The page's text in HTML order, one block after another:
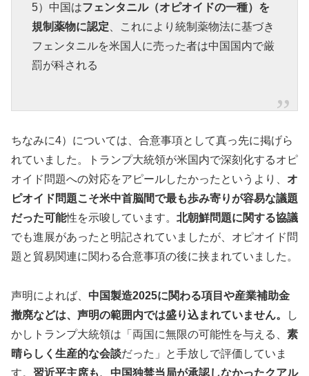
5）中国はフェンタニル（オピオイドの一種）を
規制薬物に認定 、これにより統制薬物法に基づき
フェンタニルを米国人に売った者は中国国内で厳
罰が科される
ちなみに4）については、合意事項として真っ先に掲げら
れていました。トランプ大統領が米国内で深刻化するオピ
オイド問題への対応をアピールしたかったというより、 オ
ピオイド問題こそ米中首脳間で最も歩み寄りが容易な議題
だった可能性を示唆しています。 北朝鮮問題に関する協議
でも進展があったと明記されていましたが、オピオイド問
題と貿易関連に関わる合意事項の後に挟まれていました。
声明によれば、 中国製造2025に関わる項目や産業補助金
撤廃などは、声明の範囲内では盛り込まれていません。
し
かしトランプ大統領は「両国に無限の可能性を与える、 素
晴らしく生産的な会談だった」と手放しで評価していま
す。 習近平主席も、中国独禁当局が承認しなかったクアル